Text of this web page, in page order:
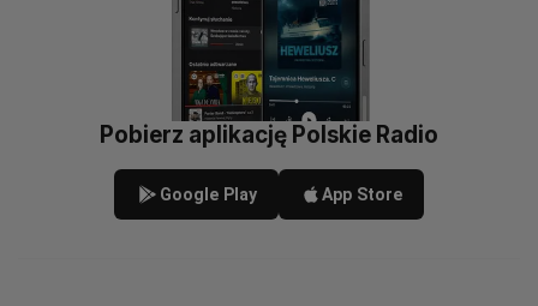
Pobierz aplikację Polskie Radio
Google Play App Store